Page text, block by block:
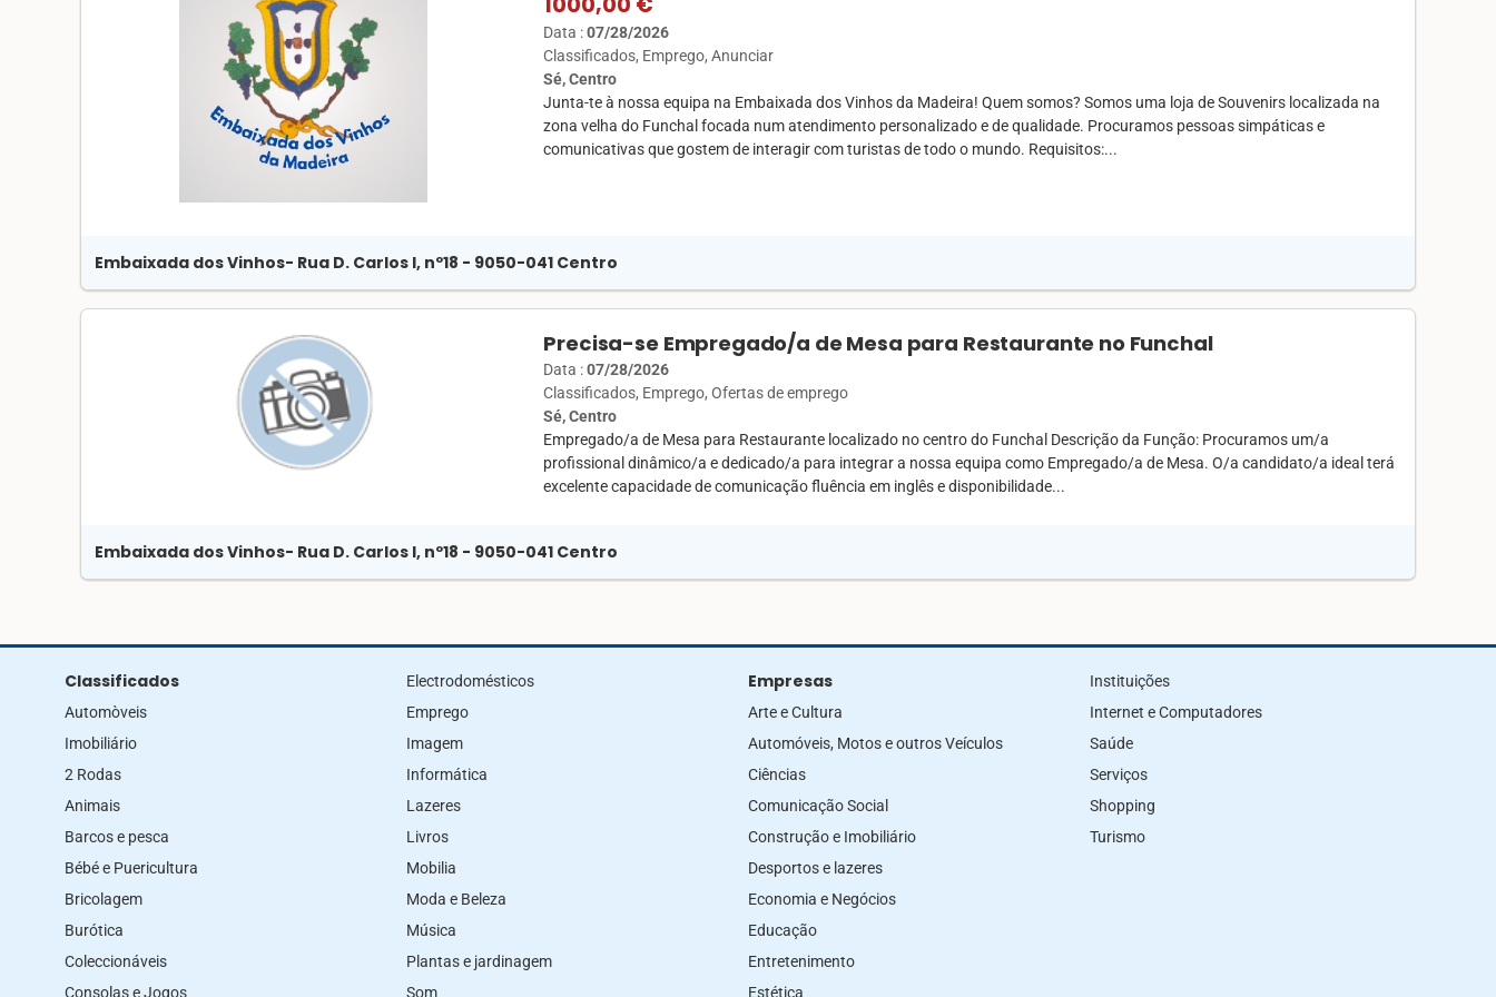
Data :07/28/2026
Classificados Emprego Anunciar
Sé, Centro
Junta-te à nossa equipa na Embaixada dos Vinhos da Madeira! Quem somos? Somos uma loja de Souvenirs localizada na
zona velha do Funchal focada num atendimento personalizado e de qualidade. Procuramos pessoas simpáticas e
comunicativas que gostem de interagir com turistas de todo o mundo. Requisitos:...
Embaixada dos Vinhos- Rua D. Carlos I, nº18 - 9050-041 Centro
Precisa-se Empregado/a de Mesa para Restaurante no Funchal
Data :07/28/2026
Classificados Emprego Ofertas de emprego
Sé, Centro
Empregado/a de Mesa para Restaurante localizado no centro do Funchal Descrição da Função: Procuramos um/a
profissional dinâmico/a e dedicado/a para integrar a nossa equipa como Empregado/a de Mesa. O/a candidato/a ideal terá
excelente capacidade de comunicação fluência em inglês e disponibilidade...
Embaixada dos Vinhos- Rua D. Carlos I, nº18 - 9050-041 Centro
Classificados
Automòveis
Imobiliário
2 Rodas
Animais
Barcos e pesca
Bébé e Puericultura
Bricolagem
Burótica
Coleccionáveis
Consolas e Jogos
Electrodomésticos
Emprego
Imagem
Informática
Lazeres
Livros
Mobilia
Moda e Beleza
Música
Plantas e jardinagem
Som
Empresas
Arte e Cultura
Automóveis, Motos e outros Veículos
Ciências
Comunicação Social
Construção e Imobiliário
Desportos e lazeres
Economia e Negócios
Educação
Entretenimento
Estética
Instituições
Internet e Computadores
Saúde
Serviços
Shopping
Turismo